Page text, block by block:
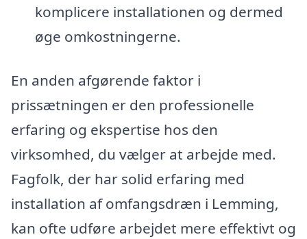
komplicere installationen og dermed
øge omkostningerne.
En anden afgørende faktor i
prissætningen er den professionelle
erfaring og ekspertise hos den
virksomhed, du vælger at arbejde med.
Fagfolk, der har solid erfaring med
installation af omfangsdræn i Lemming,
kan ofte udføre arbejdet mere effektivt og